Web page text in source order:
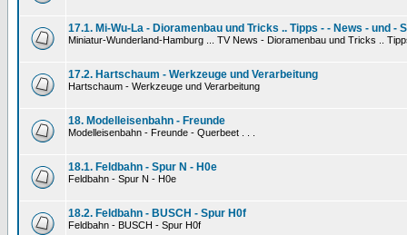
17.1. Mi-Wu-La - Dioramenbau und Tricks .. Tipps - - News - und -
Miniatur-Wunderland-Hamburg ... TV News - Dioramenbau und Tricks ..
17.2. Hartschaum - Werkzeuge und Verarbeitung
Hartschaum - Werkzeuge und Verarbeitung
18. Modelleisenbahn - Freunde
Modelleisenbahn - Freunde - Querbeet . . .
18.1. Feldbahn - Spur N - H0e
Feldbahn - Spur N - H0e
18.2. Feldbahn - BUSCH - Spur H0f
Feldbahn - BUSCH - Spur H0f